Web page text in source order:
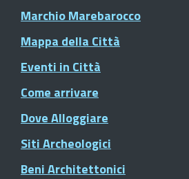
Marchio Marebarocco
Mappa della Città
Eventi in Città
Come arrivare
Dove Alloggiare
Siti Archeologici
Beni Architettonici